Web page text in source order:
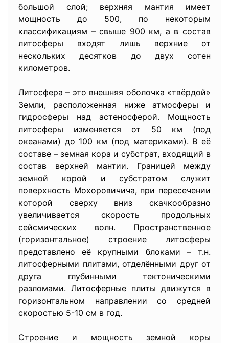
большой слой; верхняя мантия имеет
мощность до 500, по некоторым
классификациям – свыше 900 км, а в состав
литосферы входят лишь верхние от
нескольких десятков до двух сотен
километров.
Литосфера – это внешняя оболочка «твёрдой»
Земли, расположенная ниже атмосферы и
гидросферы над астеносферой. Мощность
литосферы изменяется от 50 км (под
океанами) до 100 км (под материками). В её
составе – земная кора и субстрат, входящий в
состав верхней мантии. Границей между
земной корой и субстратом служит
поверхность Мохоровичича, при пересечении
которой сверху вниз скачкообразно
увеличивается скорость продольных
сейсмических волн. Пространственное
(горизонтальное) строение литосферы
представлено её крупными блоками – т.н.
литосферными плитами, отделёнными друг от
друга глубинными тектоническими
разломами. Литосферные плиты движутся в
горизонтальном направлении со средней
скоростью 5-10 см в год.
Строение и мощность земной коры